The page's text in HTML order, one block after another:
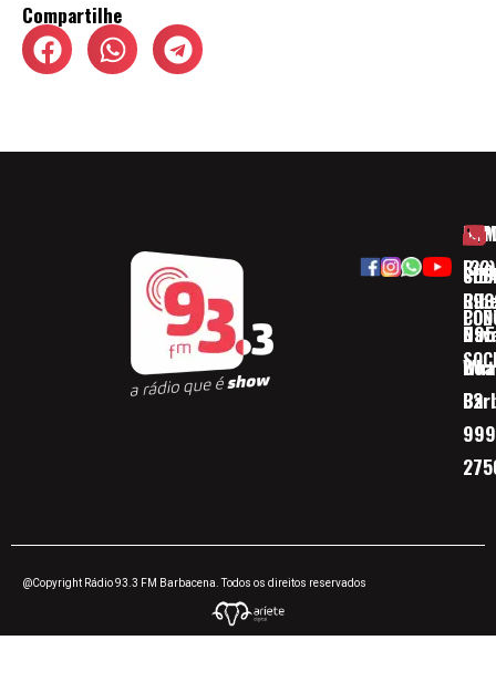
Compartilhe
(32)
32
@Copyright Rádio 93.3 FM Barbacena. Todos os direitos reservados